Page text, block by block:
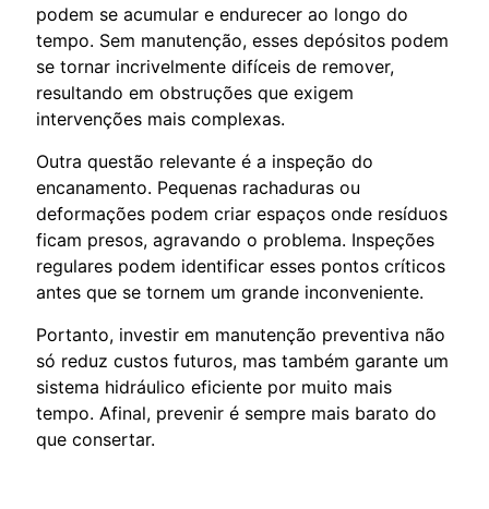
podem se acumular e endurecer ao longo do
tempo. Sem manutenção, esses depósitos podem
se tornar incrivelmente difíceis de remover,
resultando em obstruções que exigem
intervenções mais complexas.
Outra questão relevante é a inspeção do
encanamento. Pequenas rachaduras ou
deformações podem criar espaços onde resíduos
ficam presos, agravando o problema. Inspeções
regulares podem identificar esses pontos críticos
antes que se tornem um grande inconveniente.
Portanto, investir em manutenção preventiva não
só reduz custos futuros, mas também garante um
sistema hidráulico eficiente por muito mais
tempo. Afinal, prevenir é sempre mais barato do
que consertar.